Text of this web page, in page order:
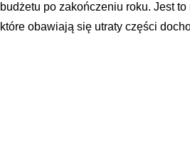
budżetu po zakończeniu roku. Jest
które obawiają się utraty części